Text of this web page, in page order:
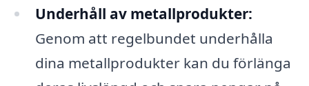
Underhåll av metallprodukter:
Genom att regelbundet underhålla
dina metallprodukter kan du förlänga